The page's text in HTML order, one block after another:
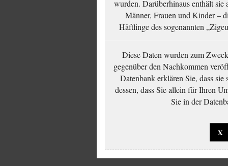
wurden. Darüberhinaus enthält
Männer, Frauen und Kinder –
Häftlinge des sogenannten
Diese Daten wurden zum
gegenüber den Nachkommen
Datenbank erklären Sie, dass sie
dessen, dass Sie allein für Ihren
Sie in der
X